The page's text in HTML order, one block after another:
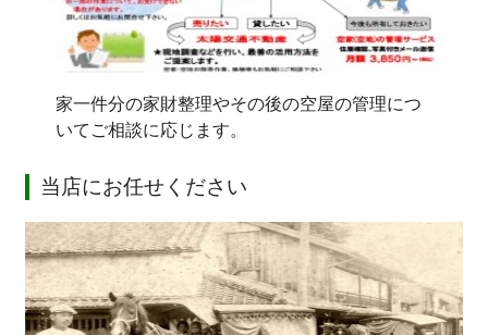
家一件分の家財整理やその後の空屋の管理につ
いてご相談に応じます。
当店にお任せください